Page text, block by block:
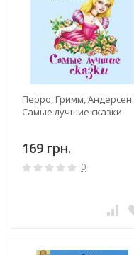
Перро, Гримм, Андерсен:
Самые лучшие сказки
169 грн.
0